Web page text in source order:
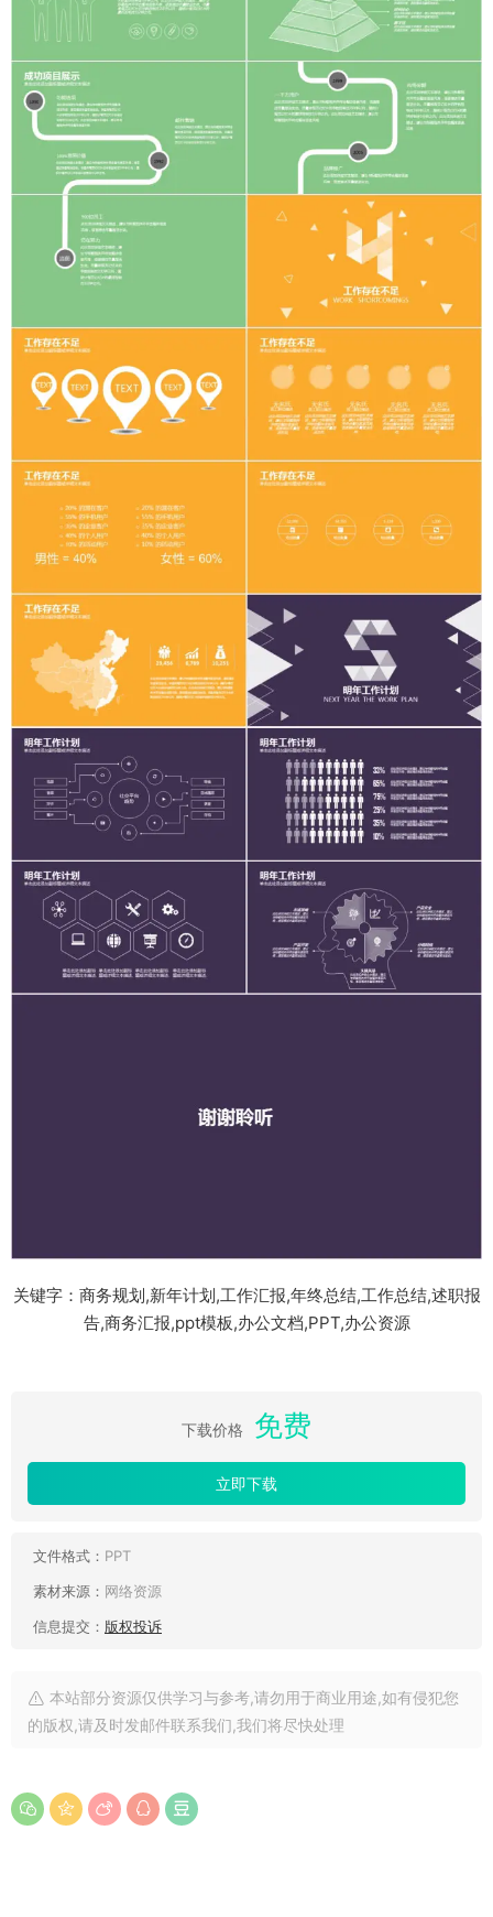
关键字：商务规划,新年计划,工作汇报,年终总结,工作总结,述职报
告,商务汇报,ppt模板,办公文档,PPT,办公资源
下载价格 免费
立即下载
文件格式： PPT
素材来源： 网络资源
信息提交： 版权投诉
本站部分资源仅供学习与参考,请勿用于商业用途,如有侵犯您
的版权,请及时发邮件联系我们,我们将尽快处理